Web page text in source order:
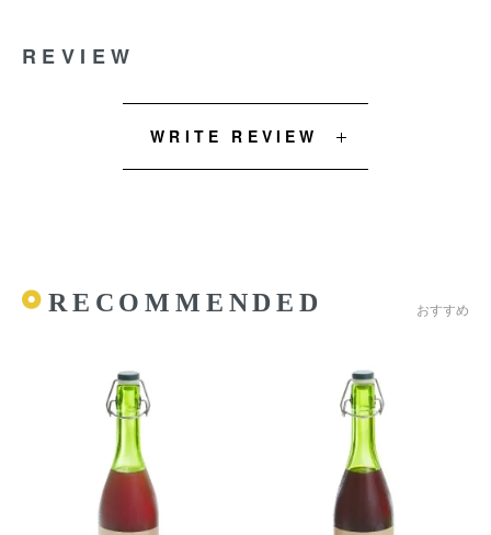
REVIEW
WRITE REVIEW
RECOMMENDED おすすめ